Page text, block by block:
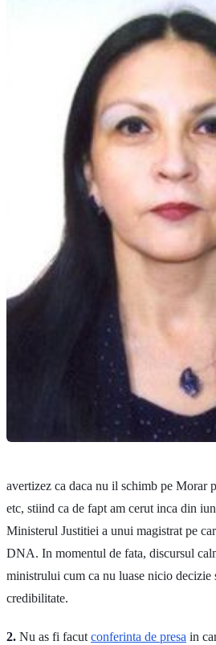
avertizez ca daca nu il schimb pe Morar
etc, stiind ca de fapt am cerut inca din
Ministerul Justitiei a unui magistrat pe
DNA. In momentul de fata, discursul
ministrului cum ca nu luase nicio decizie
credibilitate.
2. Nu as fi facut conferinta de presa in